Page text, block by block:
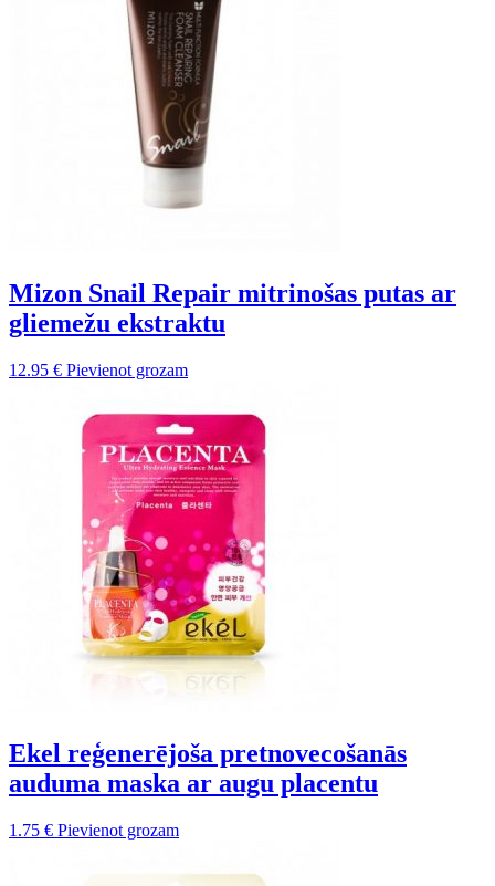
Mizon Snail Repair mitrinošas putas ar
gliemežu ekstraktu
12.95 € Pievienot grozam
Ekel reģenerējoša pretnovecošanās
auduma maska ar augu placentu
1.75 € Pievienot grozam